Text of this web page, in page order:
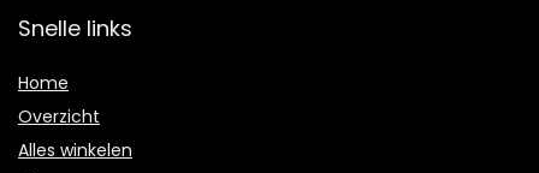
Snelle links
Home
Overzicht
Alles winkelen